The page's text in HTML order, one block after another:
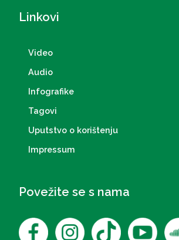
Linkovi
Video
Audio
Infografike
Tagovi
Uputstvo o korištenju
Impressum
Povežite se s nama